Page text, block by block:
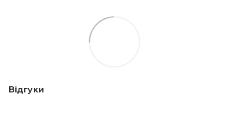
Відгуки